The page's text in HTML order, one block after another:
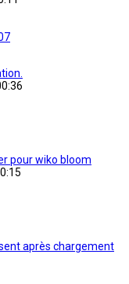
pour wiko bloom
après chargement